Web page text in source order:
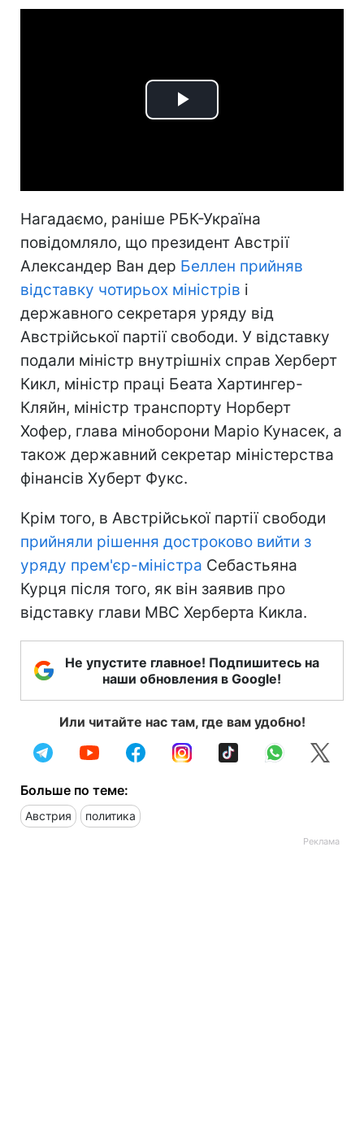
Play
Нагадаємо, раніше РБК-Україна
повідомляло, що президент Австрії
Александер Ван дер Беллен прийняв
відставку чотирьох міністрів і
державного секретаря уряду від
Австрійської партії свободи. У відставку
подали міністр внутрішніх справ Херберт
Кикл, міністр праці Беата Хартингер-
Кляйн, міністр транспорту Норберт
Хофер, глава міноборони Маріо Кунасек, а
також державний секретар міністерства
фінансів Хуберт Фукс.
Крім того, в Австрійської партії свободи
прийняли рішення достроково вийти з
уряду прем'єр-міністра Себастьяна
Курця після того, як він заявив про
відставку глави МВС Херберта Кикла.
Не упустите главное! Подпишитесь на
наши обновления в Google!
Или читайте нас там, где вам удобно!
Больше по теме:
Австрия политика